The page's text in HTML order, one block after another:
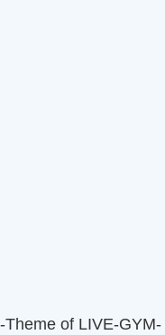
of LIVE-GYM-